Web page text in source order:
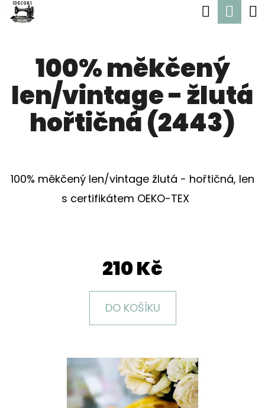
Přejít
Hledat
100% měkčený
len/vintage - žlutá
hořtičná (2443)
100% měkčený len/vintage žlutá - hořtičná, len
s certifikátem OEKO-TEX
210 Kč
DO KOŠÍKU
O
O
Ř